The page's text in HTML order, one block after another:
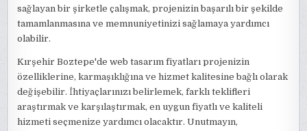
sağlayan bir şirketle çalışmak, projenizin başarılı bir şekilde
tamamlanmasına ve memnuniyetinizi sağlamaya yardımcı
olabilir.
Kırşehir Boztepe'de web tasarım fiyatları projenizin
özelliklerine, karmaşıklığına ve hizmet kalitesine bağlı olarak
değişebilir. İhtiyaçlarınızı belirlemek, farklı teklifleri
araştırmak ve karşılaştırmak, en uygun fiyatlı ve kaliteli
hizmeti seçmenize yardımcı olacaktır. Unutmayın,